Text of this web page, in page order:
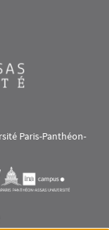
Paris-Panthéon-
Visuel svg